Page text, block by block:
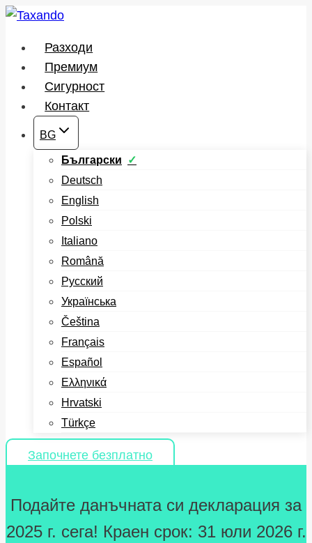
Към
Разходи
Премиум
Сигурност
Контакт
BG
Български
Deutsch
English
Polski
Italiano
Română
Русский
Українська
Čeština
Français
Español
Ελληνικά
Hrvatski
Türkçe
Започнете безплатно
Подайте данъчната си декларация за
2025 г. сега! Краен срок: 31 юли 2026 г.